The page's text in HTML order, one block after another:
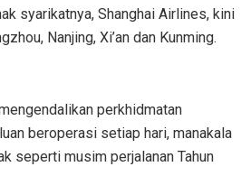
syarikatnya, Shanghai Airlines, kini
Nanjing, Xi’an dan Kunming.
perkhidmatan
beroperasi setiap hari, manakala
seperti musim perjalanan Tahun